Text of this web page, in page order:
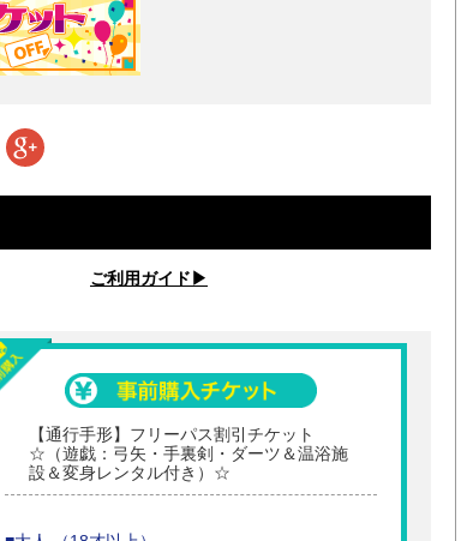
ご利用ガイド▶︎
【通行手形】フリーパス割引チケット
☆（遊戯：弓矢・手裏剣・ダーツ＆温浴施
設＆変身レンタル付き）☆